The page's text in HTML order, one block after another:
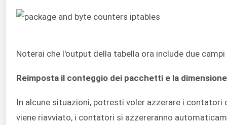
Noterai che l'output della tabella ora include due
Reimposta il conteggio dei pacchetti e la
In alcune situazioni, potresti voler azzerare i
viene riavviato, i contatori si azzereranno